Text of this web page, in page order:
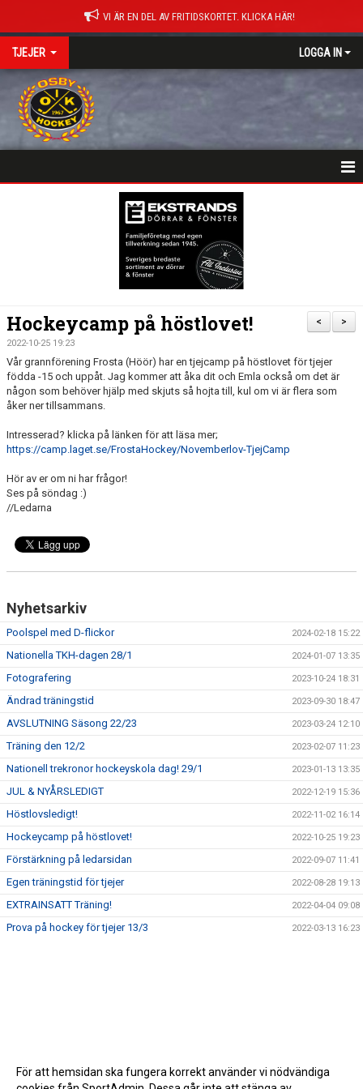
VI ÄR EN DEL AV FRITIDSKORTET. KLICKA HÄR!
TJEJER LOGGA IN
TRUPPEN
BILDGALLERI
DOKUMENT
KONTAKT
>
<
Hockeycamp på höstlovet!
2022-10-25 19:23
Vår grannförening Frosta (Höör) har en tjejcamp på höstlovet för tjejer
födda -15 och uppåt. Jag kommer att åka dit och Emla också om det är
någon som behöver hjälp med skjuts så hojta till, kul om vi är flera som
åker ner tillsammans.
Intresserad? klicka på länken för att läsa mer;
https://camp.laget.se/FrostaHockey/Novemberlov-TjejCamp
Hör av er om ni har frågor!
Ses på söndag :)
//Ledarna
Nyhetsarkiv
Poolspel med D-flickor 2024-02-18 15:22
Nationella TKH-dagen 28/1 2024-01-07 13:35
Fotografering 2023-10-24 18:31
Ändrad träningstid 2023-09-30 18:47
AVSLUTNING Säsong 22/23 2023-03-24 12:10
Träning den 12/2 2023-02-07 11:23
Nationell trekronor hockeyskola dag! 29/1 2023-01-13 13:35
JUL & NYÅRSLEDIGT 2022-12-19 15:36
Höstlovsledigt! 2022-11-02 16:14
Hockeycamp på höstlovet! 2022-10-25 19:23
Förstärkning på ledarsidan 2022-09-07 11:41
Egen träningstid för tjejer 2022-08-28 19:13
EXTRAINSATT Träning! 2022-04-04 09:08
Prova på hockey för tjejer 13/3 2022-03-13 16:23
För att hemsidan ska fungera korrekt använder vi nödvändiga